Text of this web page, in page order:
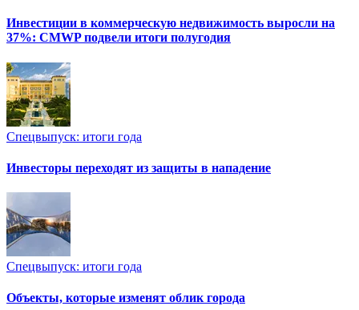
Инвестиции в коммерческую недвижимость выросли на
37%: CMWP подвели итоги полугодия
Спецвыпуск: итоги года
Инвесторы переходят из защиты в нападение
Спецвыпуск: итоги года
Объекты, которые изменят облик города